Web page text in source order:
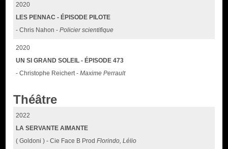
2020
LES PENNAC - ÉPISODE PILOTE
- Chris Nahon -Policier scientifique
2020
UN SI GRAND SOLEIL - ÉPISODE 473
- Christophe Reichert -Maxime Perrault
Théâtre
2022
LA SERVANTE AIMANTE
( Goldoni ) - Cie Face B ProdFlorindo, Lélio